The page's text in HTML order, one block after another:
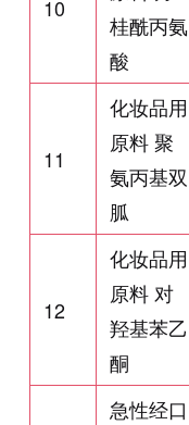
10
桂酰丙氨
酸
11
化妆品用
原料 聚
氨丙基双
胍
12
化妆品用
原料 对
羟基苯乙
酮
急性经口